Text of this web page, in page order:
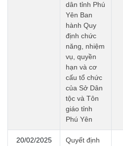
dân tỉnh Phú
Yên Ban
hành Quy
định chức
năng, nhiệm
vụ, quyền
hạn và cơ
cấu tổ chức
của Sở Dân
tộc và Tôn
giáo tỉnh
Phú Yên
20/02/2025
Quyết định